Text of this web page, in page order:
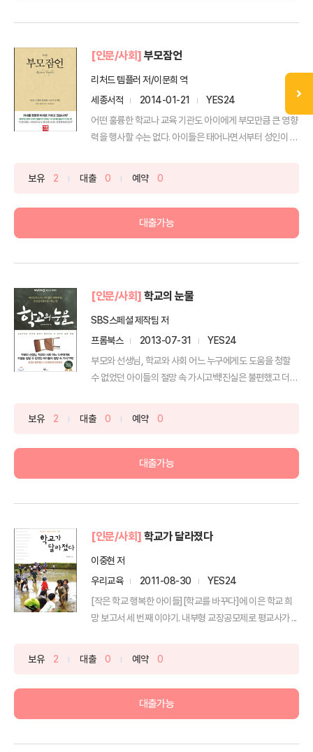
[인문/사회] 부모잠언
리처드 템플러 저/이문희 역
세종서적
2014-01-21
YES24
어떤 훌륭한 학교나 교육 기관도 아이에게 부모만큼 큰 영향
력을 행사할 수는 없다. 아이들은 태어나면서부터 성인이 될
보유 2 대출 0 예약 0
대출가능
[인문/사회] 학교의 눈물
SBS스페셜 제작팀 저
프롬북스
2013-07-31
YES24
부모와 선생님, 학교와 사회 어느 누구에게도 도움을 청할
수 없었던 아이들의 절망 속 가시고백!진실은 불편했고 더
보유 2 대출 0 예약 0
대출가능
[인문/사회] 학교가 달라졌다
이중현 저
우리교육
2011-08-30
YES24
[작은 학교 행복한 아이들][학교를 바꾸다]에 이은 학교 희
망 보고서 세 번째 이야기. 내부형 교장공모제로 평교사가 ...
보유 2 대출 0 예약 0
대출가능